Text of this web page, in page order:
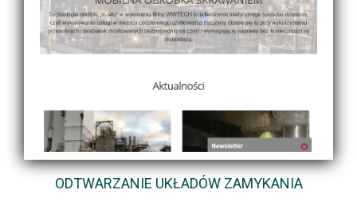
ODTWARZANIE UKŁADÓW ZAMYKANIA